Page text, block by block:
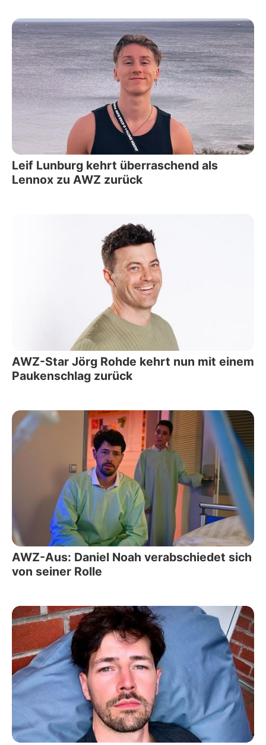
Leif Lunburg kehrt überraschend als
Lennox zu AWZ zurück
AWZ-Star Jörg Rohde kehrt nun mit einem
Paukenschlag zurück
AWZ-Aus: Daniel Noah verabschiedet sich
von seiner Rolle